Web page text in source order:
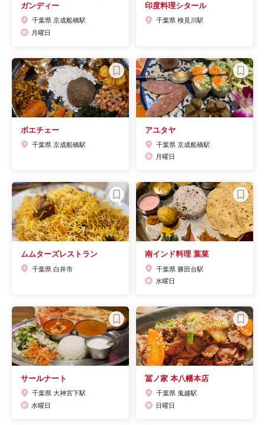
ガンディー
千葉県 京成船橋駅
月曜日
印度料理シタール
千葉県 検見川駅
ボエチェー
千葉県 京成船橋駅
アユタヤ
千葉県 京成船橋駅
月曜日
ムムターズレストラン
千葉県 白井市
南インド料理 葉菜
千葉県 勝田台駅
水曜日
サールナート
千葉県 大神宮下駅
水曜日
冨ノ家 本八幡本店
千葉県 鬼越駅
日曜日